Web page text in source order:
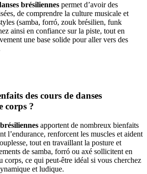
brésiliennes permet d’avoir des
de comprendre la culture musicale et
(samba, forró, zouk brésilien, funk
ainsi en confiance sur la piste, tout en
une base solide pour aller vers des
des cours de danses
corps ?
apportent de nombreux bienfaits
l’endurance, renforcent les muscles et aident
tout en travaillant la posture et
de samba, forró ou axé sollicitent en
corps, ce qui peut-être idéal si vous cherchez
et ludique.